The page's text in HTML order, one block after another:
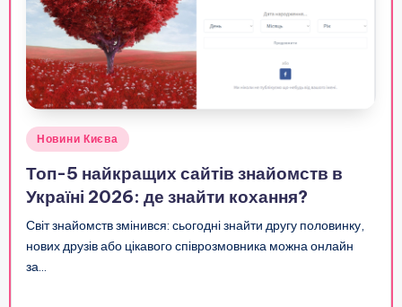
Опубліковано
Новини Києва
Топ-5 найкращих сайтів знайомств в
Україні 2026: де знайти кохання?
Світ знайомств змінився: сьогодні знайти другу половинку,
нових друзів або цікавого співрозмовника можна онлайн
за…